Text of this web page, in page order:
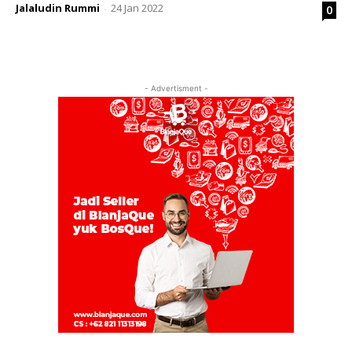
Jalaludin Rummi - 24 Jan 2022 0
- Advertisment -